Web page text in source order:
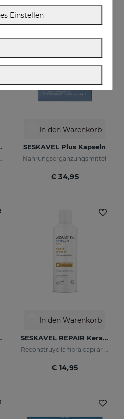
which regain their natural look.
In den Warenkorb
SESKAVEL Plus Kapseln
Nahrungsergänzungsmittel
€ 34,95
Shampoo
In den Warenkorb
SESKAVEL REPAIR Keratin-Shampoo
€ 14,95
Einstellen